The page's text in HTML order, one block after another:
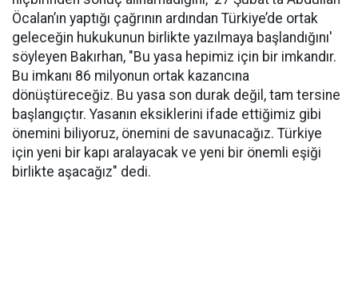
Öcalan’ın yaptığı çağrının ardından Türkiye’de ortak
geleceğin hukukunun birlikte yazılmaya başlandığını'
söyleyen Bakırhan, "Bu yasa hepimiz için bir imkandır.
Bu imkanı 86 milyonun ortak kazancına
dönüştüreceğiz. Bu yasa son durak değil, tam tersine
başlangıçtır. Yasanın eksiklerini ifade ettiğimiz gibi
önemini biliyoruz, önemini de savunacağız. Türkiye
için yeni bir kapı aralayacak ve yeni bir önemli eşiği
birlikte aşacağız" dedi.